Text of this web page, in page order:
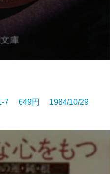
7 649円 1984/10/29